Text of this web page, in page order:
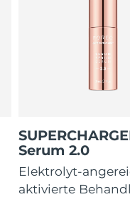
Serum 2.0
Elektrolyt-
aktivierte